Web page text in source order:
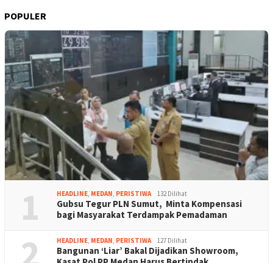
POPULER
1 HEADLINE, MEDAN, PERISTIWA 132 Dilihat
Gubsu Tegur PLN Sumut, Minta Kompensasi
bagi Masyarakat Terdampak Pemadaman
2 HEADLINE, MEDAN, PERISTIWA 127 Dilihat
Bangunan ‘Liar’ Bakal Dijadikan Showroom,